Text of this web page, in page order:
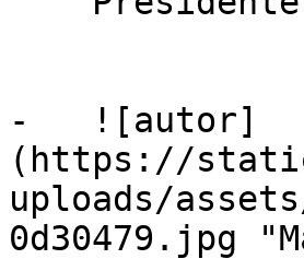
-   ![autor]
(https://
uploads/
0d30479.jpg